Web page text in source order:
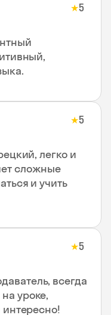
★5
★5
легко и
сложные
и учить
★5
всегда
уроке,
интересно!